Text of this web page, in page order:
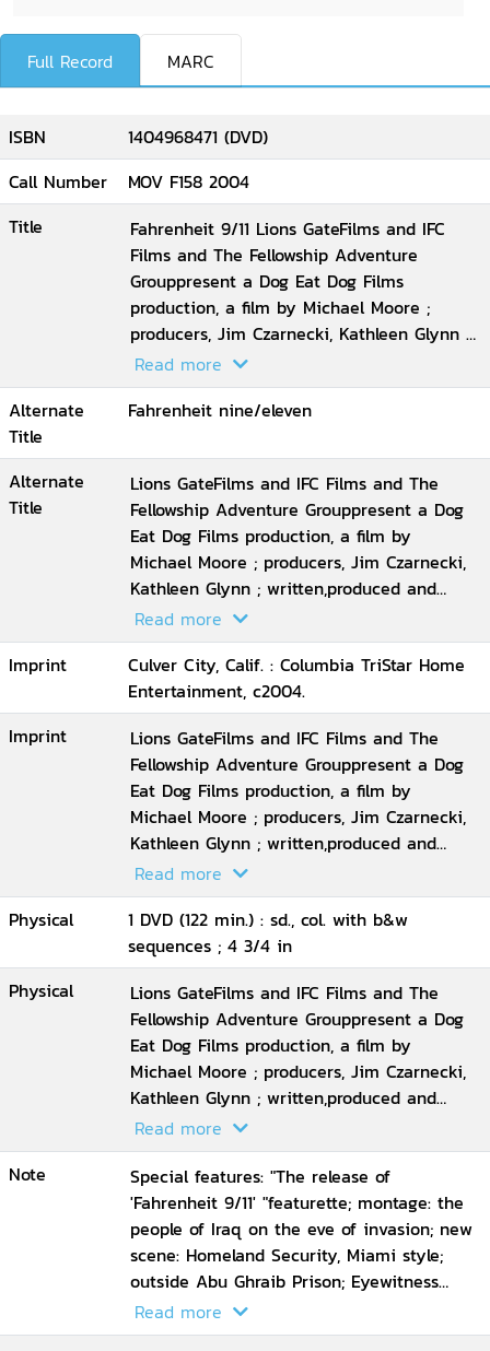
Full Record MARC
ISBN
1404968471 (DVD)
Call Number
MOV F158 2004
Title
Fahrenheit 9/11 Lions GateFilms and IFC
Films and The Fellowship Adventure
Grouppresent a Dog Eat Dog Films
production, a film by Michael Moore ;
producers, Jim Czarnecki, Kathleen Glynn ;
written,produced and directed by Michael
Moore
Read more
Alternate
Title
Fahrenheit nine/eleven
Alternate
Title
Lions GateFilms and IFC Films and The
Fellowship Adventure Grouppresent a Dog
Eat Dog Films production, a film by
Michael Moore ; producers, Jim Czarnecki,
Kathleen Glynn ; written,produced and
directed by Michael Moore
Read more
Imprint
Culver City, Calif. : Columbia TriStar Home
Entertainment, c2004.
Imprint
Lions GateFilms and IFC Films and The
Fellowship Adventure Grouppresent a Dog
Eat Dog Films production, a film by
Michael Moore ; producers, Jim Czarnecki,
Kathleen Glynn ; written,produced and
directed by Michael Moore
Read more
Physical
1 DVD (122 min.) : sd., col. with b&w
sequences ; 4 3/4 in
Physical
Lions GateFilms and IFC Films and The
Fellowship Adventure Grouppresent a Dog
Eat Dog Films production, a film by
Michael Moore ; producers, Jim Czarnecki,
Kathleen Glynn ; written,produced and
directed by Michael Moore
Read more
Note
Special features: "The release of
'Fahrenheit 9/11' "featurette; montage: the
people of Iraq on the eve of invasion; new
scene: Homeland Security, Miami style;
outside Abu Ghraib Prison; Eyewitness
account from Samara,Iraq; Extended
interview with Abdul Henderson; Ella
Read more